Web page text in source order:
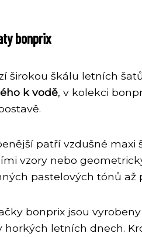
bonprix
širokou škálu letních
k vodě, v kolekci
patří vzdušné maxi
vzory nebo
pastelových tónů až
bonprix jsou vyrobeny
horkých letních dnech.